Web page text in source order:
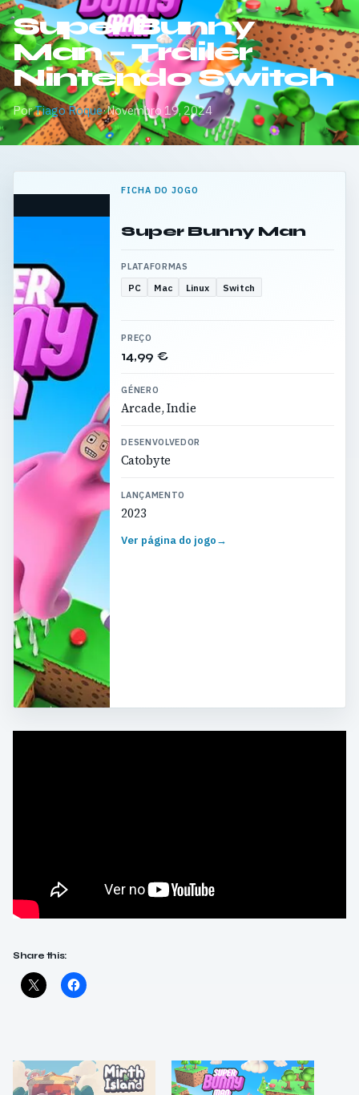
Super Bunny
Man – Trailer
Nintendo Switch
PorTiago Roque·Novembro 19, 2024
FICHA DO JOGO
Super Bunny Man
PLATAFORMAS
PC Mac Linux Switch
PREÇO
14,99 €
GÉNERO
Arcade, Indie
DESENVOLVEDOR
Catobyte
LANÇAMENTO
2023
Ver página do jogo→
Share this: